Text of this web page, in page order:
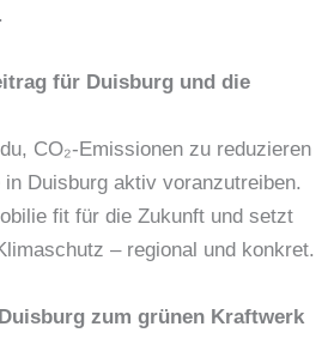
für Duisburg und die
CO₂-Emissionen zu reduzieren
in Duisburg aktiv voranzutreiben.
fit für die Zukunft und setzt
– regional und konkret.
zum grünen Kraftwerk